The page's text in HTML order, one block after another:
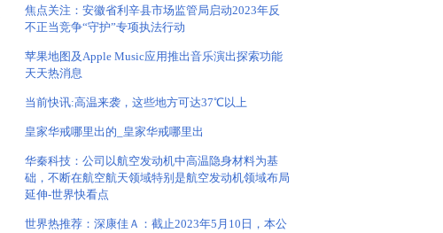
焦点关注：安徽省利辛县市场监管局启动2023年反
不正当竞争“守护”专项执法行动
苹果地图及Apple Music应用推出音乐演出探索功能
天天热消息
当前快讯:高温来袭，这些地方可达37℃以上
皇家华戒哪里出的_皇家华戒哪里出
华秦科技：公司以航空发动机中高温隐身材料为基
础，不断在航空航天领域特别是航空发动机领域布局
延伸-世界快看点
世界热推荐：深康佳Ａ：截止2023年5月10日，本公